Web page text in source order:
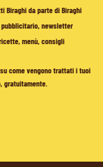
Biraghi da parte di Biraghi
pubblicitario, newsletter
menù, consigli
come vengono trattati i tuoi
gratuitamente.